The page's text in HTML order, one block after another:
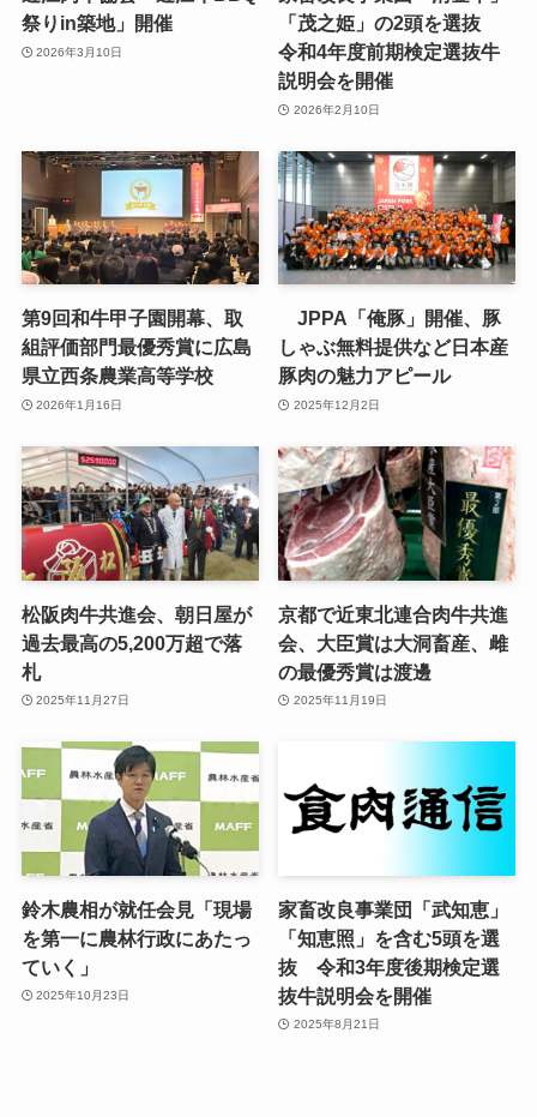
祭りin築地」開催
2026年3月10日
「茂之姫」の2頭を選抜
令和4年度前期検定選抜牛
説明会を開催
2026年2月10日
第9回和牛甲子園開幕、取
組評価部門最優秀賞に広島
県立西条農業高等学校
2026年1月16日
JPPA「俺豚」開催、豚
しゃぶ無料提供など日本産
豚肉の魅力アピール
2025年12月2日
松阪肉牛共進会、朝日屋が
過去最高の5,200万超で落
札
2025年11月27日
京都で近東北連合肉牛共進
会、大臣賞は大洞畜産、雌
の最優秀賞は渡邊
2025年11月19日
鈴木農相が就任会見「現場
を第一に農林行政にあたっ
ていく」
2025年10月23日
家畜改良事業団「武知恵」
「知恵照」を含む5頭を選
抜 令和3年度後期検定選
抜牛説明会を開催
2025年8月21日